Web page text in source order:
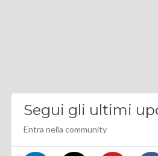
Segui gli ultimi
Entra nella community